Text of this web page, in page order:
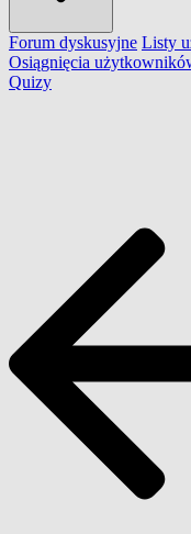
Forum dyskusyjne Listy
Osiągnięcia
Quizy